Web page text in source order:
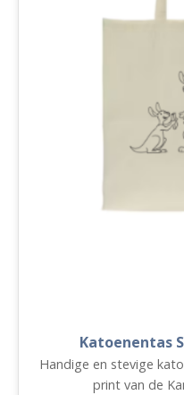
Katoenentas
Handige en stevige
print van de